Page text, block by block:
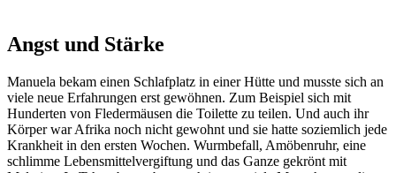
Angst und Stärke
Manuela bekam einen Schlafplatz in einer Hütte und musste sich an
viele neue Erfahrungen erst gewöhnen. Zum Beispiel sich mit
Hunderten von Fledermäusen die Toilette zu teilen. Und auch ihr
Körper war Afrika noch nicht gewohnt und sie hatte soziemlich jede
Krankheit in den ersten Wochen. Wurmbefall, Amöbenruhr, eine
schlimme Lebensmittelvergiftung und das Ganze gekrönt mit